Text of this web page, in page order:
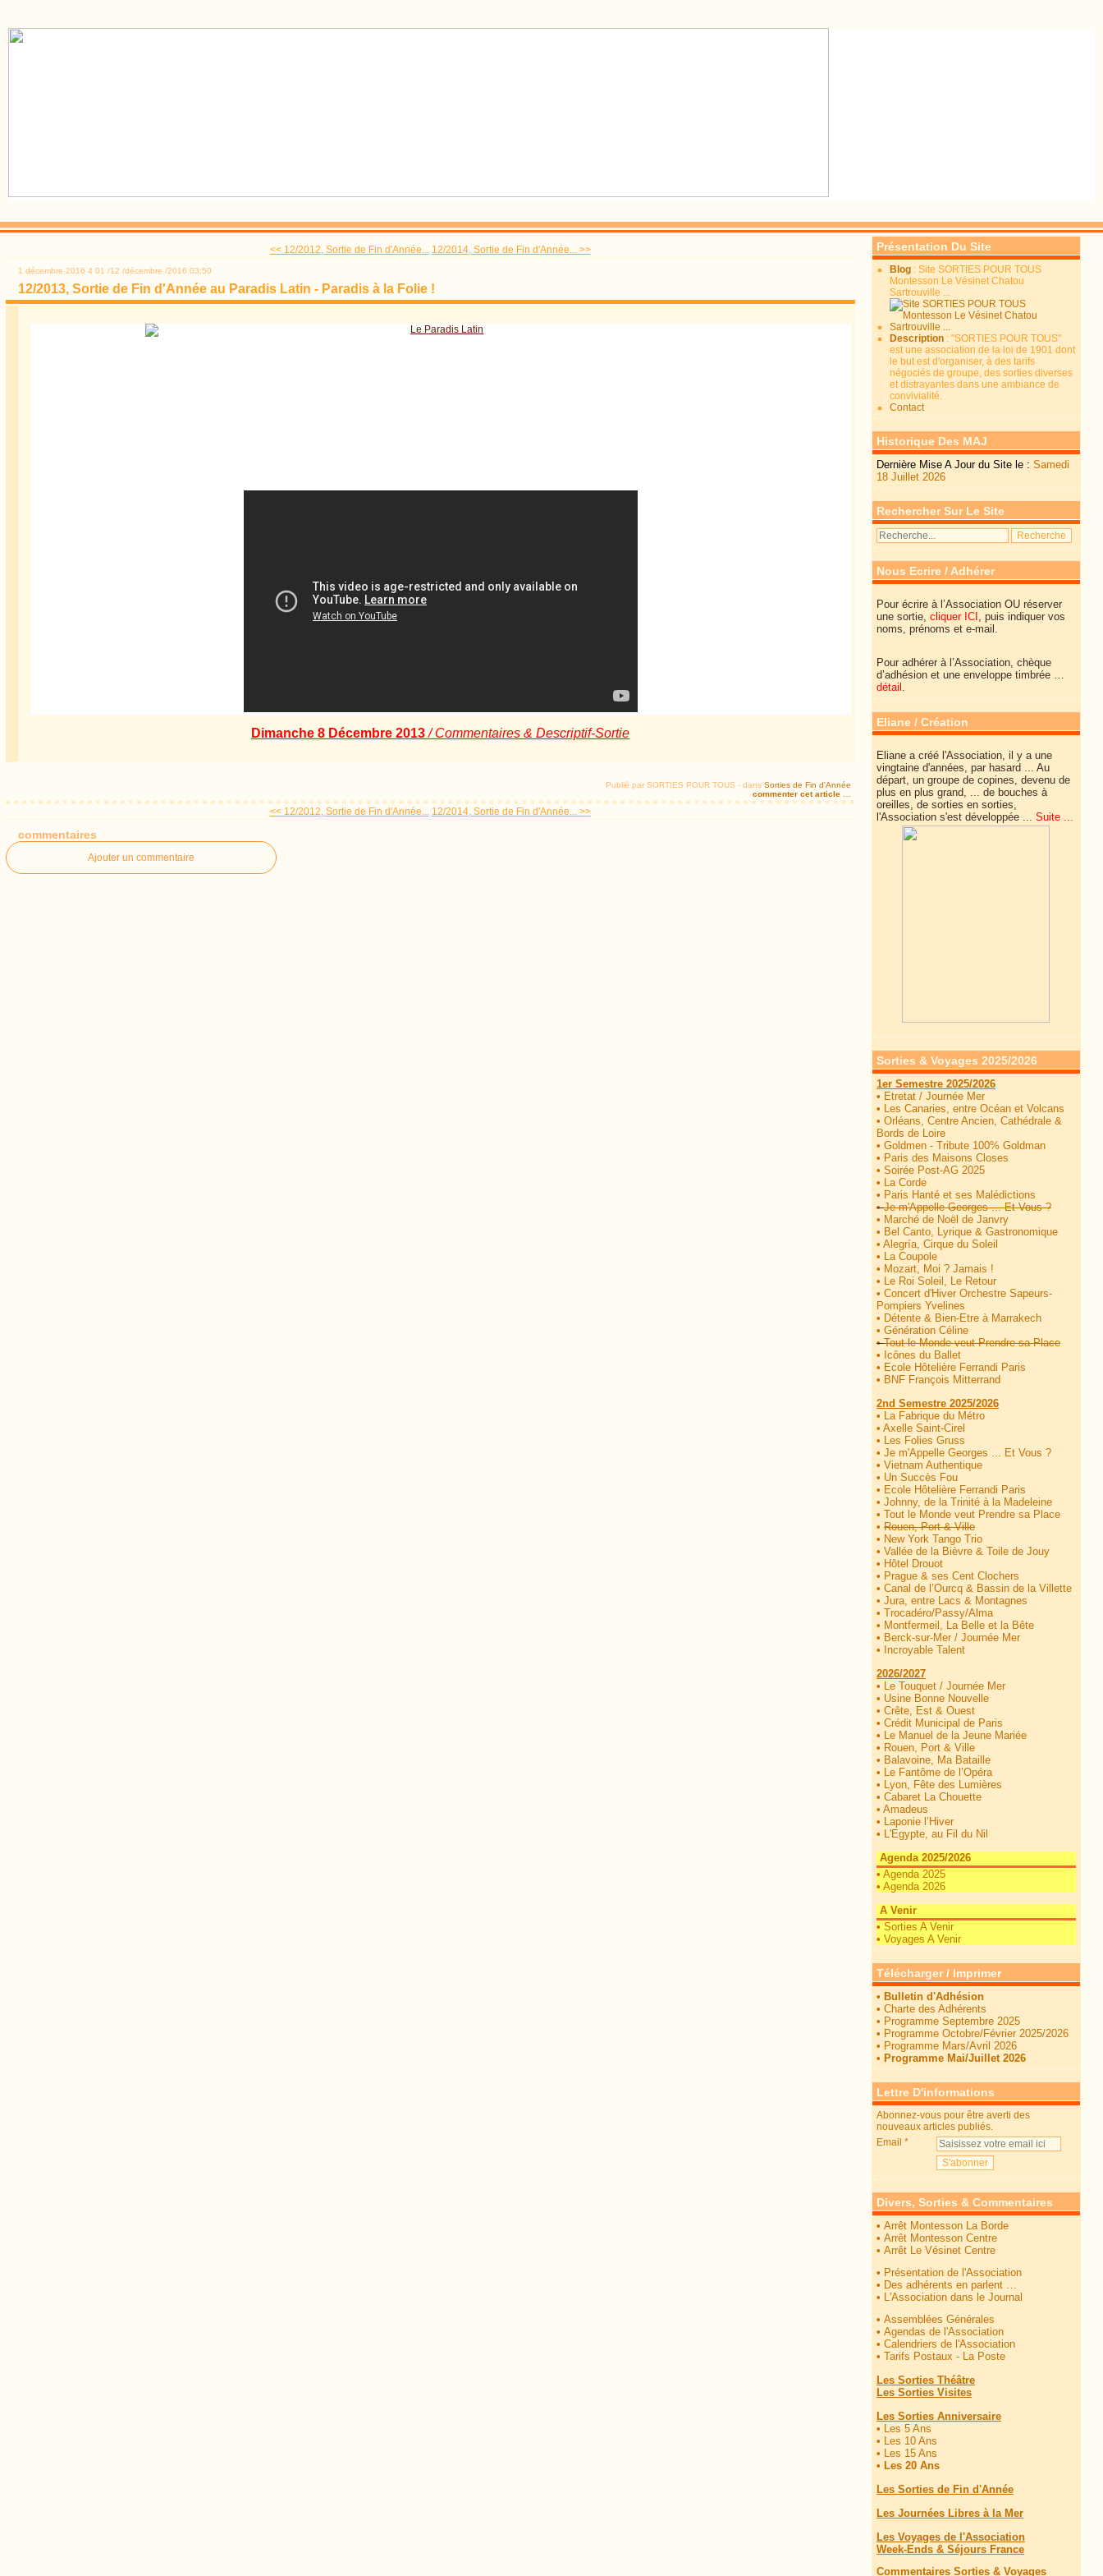
<< 12/2012, Sortie de Fin d'Année... 12/2014, Sortie de Fin d'Année... >>
1 décembre 2016 4 01 /12 /décembre /2016 03:50
12/2013, Sortie de Fin d'Année au Paradis Latin - Paradis à la Folie !
Dimanche 8 Décembre 2013/ Commentaires & Descriptif-Sortie
Publié par SORTIES POUR TOUS -dans Sorties de Fin d'Année
commenter cet article
<< 12/2012, Sortie de Fin d'Année... 12/2014, Sortie de Fin d'Année... >>
commentaires
Ajouter un commentaire
Présentation Du Site
Blog : Site SORTIES POUR TOUS
Montesson Le Vésinet Chatou
Sartrouville ...
Description : "SORTIES POUR TOUS"
est une association de la loi de 1901 dont
le but est d'organiser, à des tarifs
négociés de groupe, des sorties diverses
et distrayantes dans une ambiance de
convivialité.
Contact
Historique Des MAJ
Dernière Mise A Jour du Site le :Samedi
18 Juillet 2026
Rechercher Sur Le Site
Nous Ecrire / Adhérer
Pour écrire à l’Association OU réserver
une sortie,cliquer ICI , puis indiquer vos
noms, prénoms et e-mail.
Pour adhérer à l’Association, chèque
d’adhésion et une enveloppe timbrée …
détail .
Eliane / Création
Eliane a créé l'Association, il y a une
vingtaine d'années, par hasard ... Au
départ, un groupe de copines, devenu de
plus en plus grand, ... de bouches à
oreilles, de sorties en sorties,
l'Association s'est développée ...Suite ...
Sorties & Voyages 2025/2026
1er Semestre 2025/2026
• Etretat / Journée Mer
• Les Canaries, entre Océan et Volcans
• Orléans, Centre Ancien, Cathédrale &
Bords de Loire
• Goldmen - Tribute 100% Goldman
• Paris des Maisons Closes
• Soirée Post-AG 2025
• La Corde
• Paris Hanté et ses Malédictions
• Je m'Appelle Georges ... Et Vous ?
• Marché de Noël de Janvry
• Bel Canto, Lyrique & Gastronomique
• Alegría, Cirque du Soleil
• La Coupole
• Mozart, Moi ? Jamais !
• Le Roi Soleil, Le Retour
• Concert d'Hiver Orchestre Sapeurs-
Pompiers Yvelines
• Détente & Bien-Etre à Marrakech
• Génération Céline
• Tout le Monde veut Prendre sa Place
• Icônes du Ballet
• Ecole Hôtelière Ferrandi Paris
• BNF François Mitterrand
2nd Semestre 2025/2026
• La Fabrique du Métro
• Axelle Saint-Cirel
• Les Folies Gruss
• Je m'Appelle Georges ... Et Vous ?
• Vietnam Authentique
• Un Succès Fou
• Ecole Hôtelière Ferrandi Paris
• Johnny, de la Trinité à la Madeleine
• Tout le Monde veut Prendre sa Place
• Rouen, Port & Ville
• New York Tango Trio
• Vallée de la Bièvre & Toile de Jouy
• Hôtel Drouot
• Prague & ses Cent Clochers
• Canal de l’Ourcq & Bassin de la Villette
• Jura, entre Lacs & Montagnes
• Trocadéro/Passy/Alma
• Montfermeil, La Belle et la Bête
• Berck-sur-Mer / Journée Mer
•
Incroyable Talent
2026/2027
• Le Touquet / Journée Mer
• Usine Bonne Nouvelle
• Crête, Est & Ouest
• Crédit Municipal de Paris
• Le Manuel de la Jeune Mariée
• Rouen, Port & Ville
• Balavoine, Ma Bataille
• Le Fantôme de l’Opéra
• Lyon, Fête des Lumières
• Cabaret La Chouette
• Amadeus
• Laponie l’Hiver
• L'Egypte, au Fil du Nil
Agenda 2025/2026
• Agenda 2025
• Agenda 2026
A Venir
• Sorties A Venir
• Voyages A Venir
Télécharger / Imprimer
• Bulletin d'Adhésion
• Charte des Adhérents
• Programme Septembre 2025
• Programme Octobre/Février 2025/2026
• Programme Mars/Avril 2026
• Programme Mai/Juillet 2026
Lettre D'informations
Abonnez-vous pour être averti des
nouveaux articles publiés.
Email
Divers, Sorties & Commentaires
• Arrêt Montesson La Borde
• Arrêt Montesson Centre
• Arrêt Le Vésinet Centre
• Présentation de l'Association
• Des adhérents en parlent …
• L'Association dans le Journal
• Assemblées Générales
• Agendas de l'Association
• Calendriers de l'Association
• Tarifs Postaux - La Poste
Les Sorties Théâtre
Les Sorties Visites
Les Sorties Anniversaire
• Les 5 Ans
• Les 10 Ans
• Les 15 Ans
• Les 20 Ans
Les Sorties de Fin d'Année
Les Journées Libres à la Mer
Les Voyages de l'Association
Week-Ends & Séjours France
Commentaires Sorties & Voyages